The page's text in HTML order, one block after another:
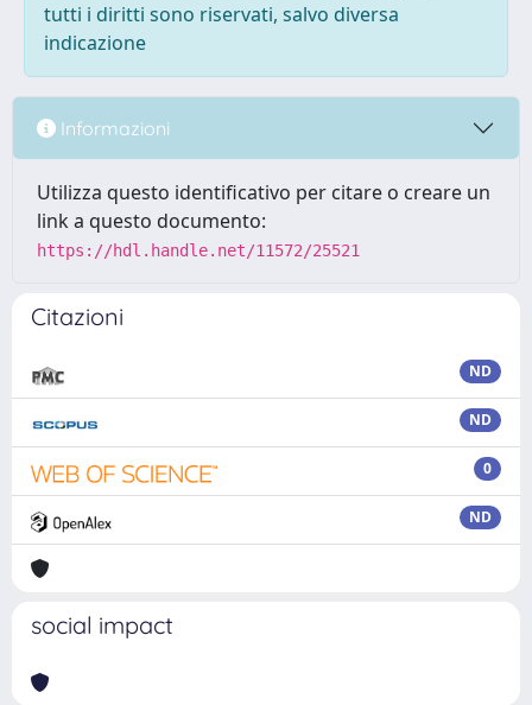
tutti i diritti sono riservati, salvo diversa
indicazione
Informazioni
Utilizza questo identificativo per citare o creare un
link a questo documento:
https://hdl.handle.net/11572/25521
Citazioni
ND
ND
0
ND
social impact